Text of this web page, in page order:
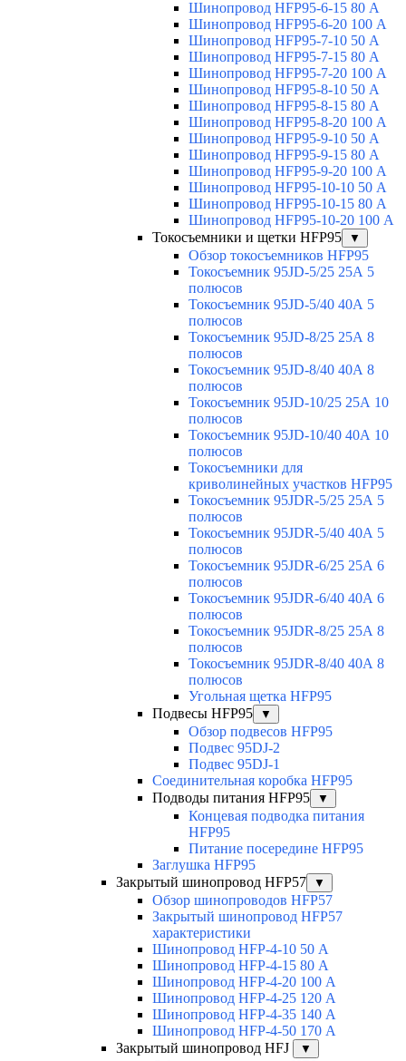
Шинопровод HFP95-6-15 80 А
Шинопровод HFP95-6-20 100 А
Шинопровод HFP95-7-10 50 А
Шинопровод HFP95-7-15 80 А
Шинопровод HFP95-7-20 100 А
Шинопровод HFP95-8-10 50 А
Шинопровод HFP95-8-15 80 А
Шинопровод HFP95-8-20 100 А
Шинопровод HFP95-9-10 50 А
Шинопровод HFP95-9-15 80 А
Шинопровод HFP95-9-20 100 А
Шинопровод HFP95-10-10 50 А
Шинопровод HFP95-10-15 80 А
Шинопровод HFP95-10-20 100 А
Токосъемники и щетки HFP95
▼
Обзор токосъемников HFP95
Токосъемник 95JD-5/25 25А 5
полюсов
Токосъемник 95JD-5/40 40А 5
полюсов
Токосъемник 95JD-8/25 25А 8
полюсов
Токосъемник 95JD-8/40 40А 8
полюсов
Токосъемник 95JD-10/25 25А 10
полюсов
Токосъемник 95JD-10/40 40А 10
полюсов
Токосъемники для
криволинейных участков HFP95
Токосъемник 95JDR-5/25 25А 5
полюсов
Токосъемник 95JDR-5/40 40А 5
полюсов
Токосъемник 95JDR-6/25 25А 6
полюсов
Токосъемник 95JDR-6/40 40А 6
полюсов
Токосъемник 95JDR-8/25 25А 8
полюсов
Токосъемник 95JDR-8/40 40А 8
полюсов
Угольная щетка HFP95
Подвесы HFP95
▼
Обзор подвесов HFP95
Подвес 95DJ-2
Подвес 95DJ-1
Соединительная коробка HFP95
Подводы питания HFP95
▼
Концевая подводка питания
HFP95
Питание посередине HFP95
Заглушка HFP95
Закрытый шинопровод HFP57
▼
Обзор шинопроводов HFP57
Закрытый шинопровод HFP57
характеристики
Шинопровод HFP-4-10 50 А
Шинопровод HFP-4-15 80 А
Шинопровод HFP-4-20 100 А
Шинопровод HFP-4-25 120 А
Шинопровод HFP-4-35 140 А
Шинопровод HFP-4-50 170 А
Закрытый шинопровод HFJ
▼